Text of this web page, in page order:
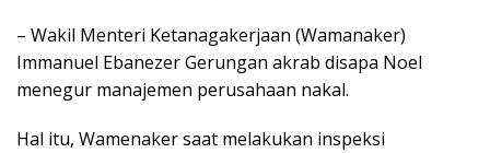
– Wakil Menteri Ketanagakerjaan (Wamanaker)
Immanuel Ebanezer Gerungan akrab disapa Noel
menegur manajemen perusahaan nakal.
Hal itu, Wamenaker saat melakukan inspeksi